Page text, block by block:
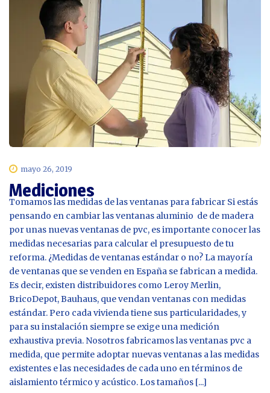
mayo 26, 2019
Mediciones
Tomamos las medidas de las ventanas para fabricar Si estás
pensando en cambiar las ventanas aluminio de de madera
por unas nuevas ventanas de pvc, es importante conocer las
medidas necesarias para calcular el presupuesto de tu
reforma. ¿Medidas de ventanas estándar o no? La mayoría
de ventanas que se venden en España se fabrican a medida.
Es decir, existen distribuidores como Leroy Merlin,
BricoDepot, Bauhaus, que vendan ventanas con medidas
estándar. Pero cada vivienda tiene sus particularidades, y
para su instalación siempre se exige una medición
exhaustiva previa. Nosotros fabricamos las ventanas pvc a
medida, que permite adoptar nuevas ventanas a las medidas
existentes e las necesidades de cada uno en términos de
aislamiento térmico y acústico. Los tamaños [...]